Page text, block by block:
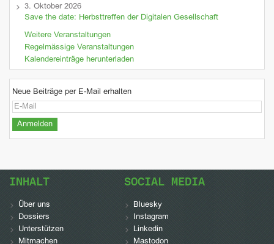
3. Oktober 2026
Save the date: Herbsttreffen der Digitalen Gesellschaft
Weitere Veranstaltungen
Regelmässige Veranstaltungen
Kalendereinträge herunterladen
Neue Beiträge per E-Mail erhalten
INHALT
Über uns
Dossiers
Unterstützen
Mitmachen
SOCIAL MEDIA
Bluesky
Instagram
Linkedin
Mastodon